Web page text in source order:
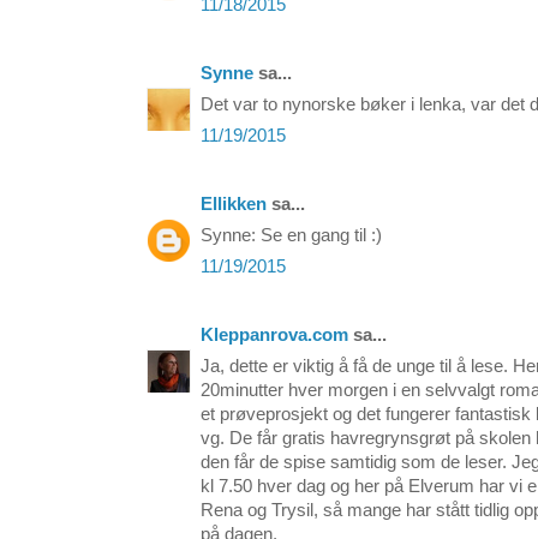
11/18/2015
Synne sa...
Det var to nynorske bøker i lenka, var det
11/19/2015
Ellikken sa...
Synne: Se en gang til :)
11/19/2015
Kleppanrova.com sa...
Ja, dette er viktig å få de unge til å lese.
20minutter hver morgen i en selvvalgt
et prøveprosjekt og det fungerer fantastisk
vg. De får gratis havregrynsgrøt på
den får de spise samtidig som de leser.
kl 7.50 hver dag og her på Elverum har vi
Rena og Trysil, så mange har stått tidlig
på dagen.